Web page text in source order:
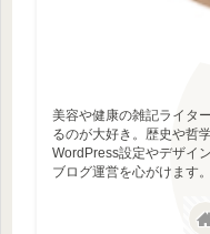
美容や健康の雑記ライタ
るのが大好き。歴史や哲
WordPress設定やデザイ
ブログ運営を心がけます。